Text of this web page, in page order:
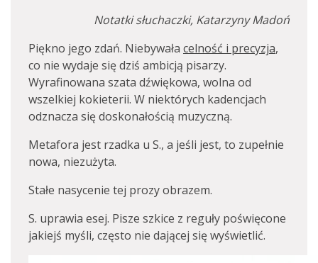
Notatki słuchaczki, Katarzyny Madoń
Piękno jego zdań. Niebywała celność i precyzja,
co nie wydaje się dziś ambicją pisarzy.
Wyrafinowana szata dźwiękowa, wolna od
wszelkiej kokieterii. W niektórych kadencjach
odznacza się doskonałością muzyczną.
Metafora jest rzadka u S., a jeśli jest, to zupełnie
nowa, niezużyta.
Stałe nasycenie tej prozy obrazem.
S. uprawia esej. Pisze szkice z reguły poświęcone
jakiejś myśli, często nie dającej się wyświetlić.